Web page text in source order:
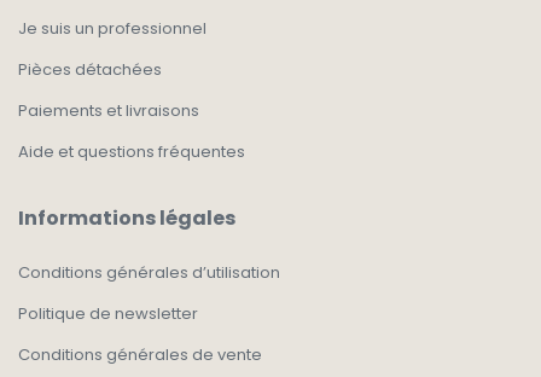
Je suis un professionnel
Pièces détachées
Paiements et livraisons
Aide et questions fréquentes
Informations légales
Conditions générales d’utilisation
Politique de newsletter
Conditions générales de vente